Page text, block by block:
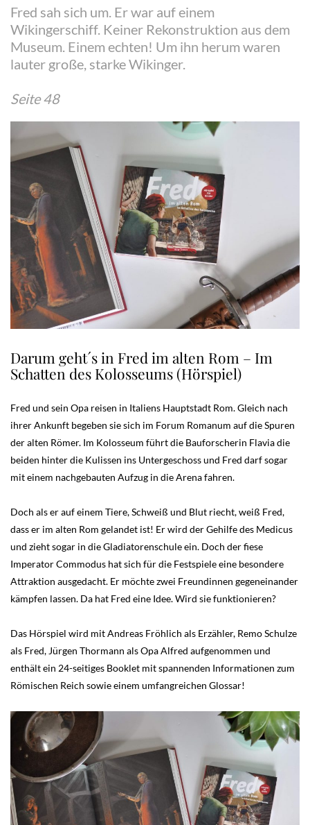
Fred sah sich um. Er war auf einem
Wikingerschiff. Keiner Rekonstruktion aus dem
Museum. Einem echten! Um ihn herum waren
lauter große, starke Wikinger.
Seite 48
Darum geht´s in Fred im alten Rom – Im
Schatten des Kolosseums (Hörspiel)
Fred und sein Opa reisen in Italiens Hauptstadt Rom. Gleich nach
ihrer Ankunft begeben sie sich im Forum Romanum auf die Spuren
der alten Römer. Im Kolosseum führt die Bauforscherin Flavia die
beiden hinter die Kulissen ins Untergeschoss und Fred darf sogar
mit einem nachgebauten Aufzug in die Arena fahren.
Doch als er auf einem Tiere, Schweiß und Blut riecht, weiß Fred,
dass er im alten Rom gelandet ist! Er wird der Gehilfe des Medicus
und zieht sogar in die Gladiatorenschule ein. Doch der fiese
Imperator Commodus hat sich für die Festspiele eine besondere
Attraktion ausgedacht. Er möchte zwei Freundinnen gegeneinander
kämpfen lassen. Da hat Fred eine Idee. Wird sie funktionieren?
Das Hörspiel wird mit Andreas Fröhlich als Erzähler, Remo Schulze
als Fred, Jürgen Thormann als Opa Alfred aufgenommen und
enthält ein 24-seitiges Booklet mit spannenden Informationen zum
Römischen Reich sowie einem umfangreichen Glossar!